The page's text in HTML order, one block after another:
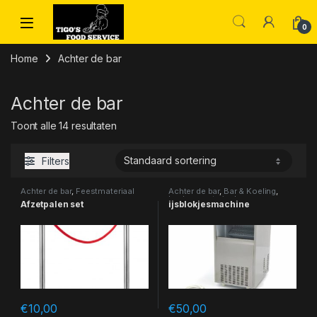
Skip to navigation
Skip to content
0
Home Achter de bar
Achter de bar
Toont alle 14 resultaten
Filters
Achter de bar, Feestmateriaal
Afzetpalen set
€10,00
Achter de bar, Bar & Koeling,
keuken-materiaal
ijsblokjesmachine
€50,00